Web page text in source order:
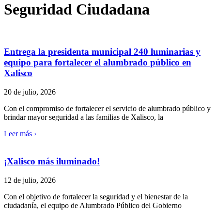
Seguridad Ciudadana
Entrega la presidenta municipal 240 luminarias y
equipo para fortalecer el alumbrado público en
Xalisco
20 de julio, 2026
Con el compromiso de fortalecer el servicio de alumbrado público y
brindar mayor seguridad a las familias de Xalisco, la
Leer más ›
¡Xalisco más iluminado!
12 de julio, 2026
Con el objetivo de fortalecer la seguridad y el bienestar de la
ciudadanía, el equipo de Alumbrado Público del Gobierno